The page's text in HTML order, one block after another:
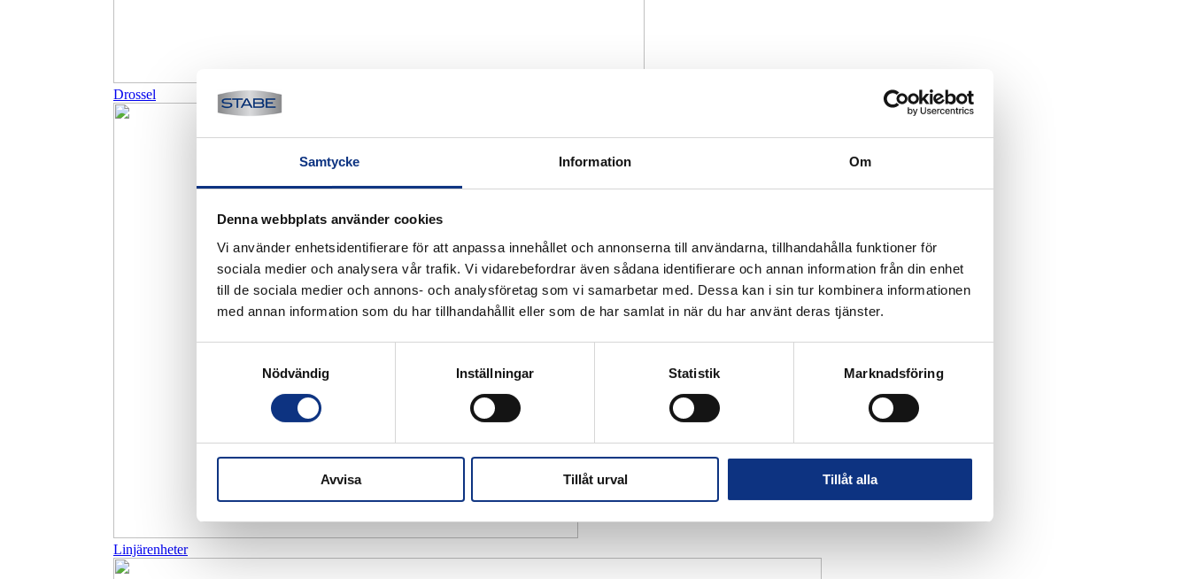
Samtycke Information Om
Denna webbplats använder cookies
Vi använder enhetsidentifierare för att anpassa innehållet och annonserna till användarna, tillhandahålla funktioner för
sociala medier och analysera vår trafik. Vi vidarebefordrar även sådana identifierare och annan information från din enhet
till de sociala medier och annons- och analysföretag som vi samarbetar med. Dessa kan i sin tur kombinera informationen
med annan information som du har tillhandahållit eller som de har samlat in när du har använt deras tjänster.
Nödvändig
Inställningar Statistik Marknadsföring
Avvisa Tillåt urval Tillåt alla
Drossel
Linjärenheter